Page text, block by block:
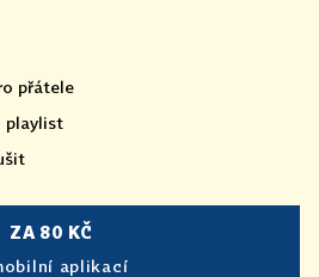
přátele
playlist
ZA 80 KČ
aplikací